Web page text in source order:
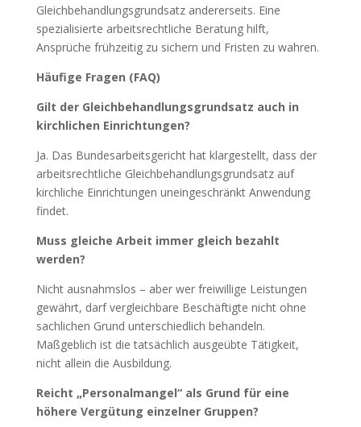
Gleichbehandlungsgrundsatz andererseits. Eine
spezialisierte arbeitsrechtliche Beratung hilft,
Ansprüche frühzeitig zu sichern und Fristen zu wahren.
Häufige Fragen (FAQ)
Gilt der Gleichbehandlungsgrundsatz auch in
kirchlichen Einrichtungen?
Ja. Das Bundesarbeitsgericht hat klargestellt, dass der
arbeitsrechtliche Gleichbehandlungsgrundsatz auf
kirchliche Einrichtungen uneingeschränkt Anwendung
findet.
Muss gleiche Arbeit immer gleich bezahlt
werden?
Nicht ausnahmslos – aber wer freiwillige Leistungen
gewährt, darf vergleichbare Beschäftigte nicht ohne
sachlichen Grund unterschiedlich behandeln.
Maßgeblich ist die tatsächlich ausgeübte Tätigkeit,
nicht allein die Ausbildung.
Reicht „Personalmangel“ als Grund für eine
höhere Vergütung einzelner Gruppen?